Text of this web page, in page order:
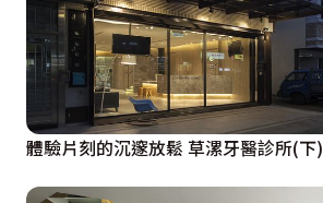
體驗片刻的沉邃放鬆 草漯牙醫診所(下)